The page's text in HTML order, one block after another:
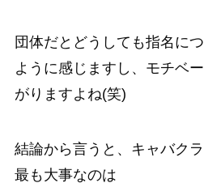
団体だとどうしても指名に
ように感じますし、モチベ
がりますよね(笑)
結論から言うと、キャバク
最も大事なのは